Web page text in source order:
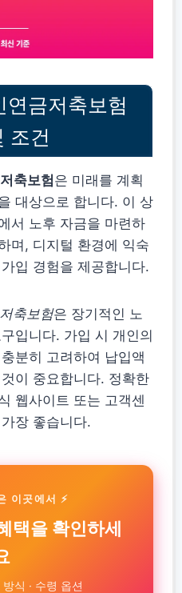
연금저축보험
조건
축보험은 미래를 계획
대상으로 합니다. 이 상
서 노후 자금을 마련하
며, 디지털 환경에 익숙
입 경험을 제공합니다.
축보험은 장기적인 노
입니다. 가입 시 개인의
분히 고려하여 납입액
이 중요합니다. 정확한
웹사이트 또는 고객센
장 좋습니다.
이곳에서 ⚡
택을 확인하세
식 · 수령 옵션